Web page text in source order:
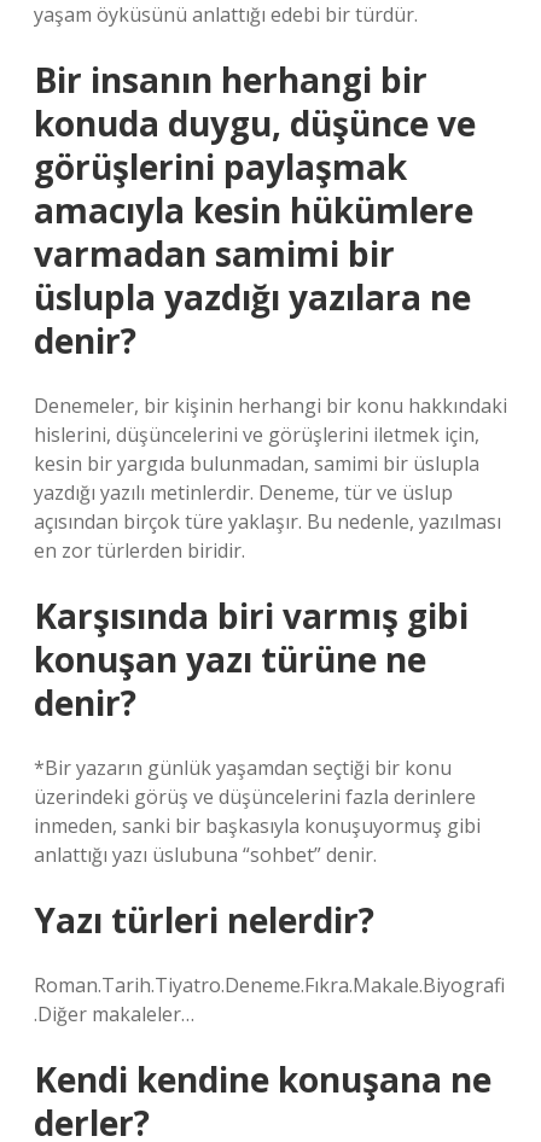
yaşam öyküsünü anlattığı edebi bir türdür.
Bir insanın herhangi bir
konuda duygu, düşünce ve
görüşlerini paylaşmak
amacıyla kesin hükümlere
varmadan samimi bir
üslupla yazdığı yazılara ne
denir?
Denemeler, bir kişinin herhangi bir konu hakkındaki
hislerini, düşüncelerini ve görüşlerini iletmek için,
kesin bir yargıda bulunmadan, samimi bir üslupla
yazdığı yazılı metinlerdir. Deneme, tür ve üslup
açısından birçok türe yaklaşır. Bu nedenle, yazılması
en zor türlerden biridir.
Karşısında biri varmış gibi
konuşan yazı türüne ne
denir?
*Bir yazarın günlük yaşamdan seçtiği bir konu
üzerindeki görüş ve düşüncelerini fazla derinlere
inmeden, sanki bir başkasıyla konuşuyormuş gibi
anlattığı yazı üslubuna “sohbet” denir.
Yazı türleri nelerdir?
Roman.Tarih.Tiyatro.Deneme.Fıkra.Makale.Biyografi
.Diğer makaleler…
Kendi kendine konuşana ne
derler?